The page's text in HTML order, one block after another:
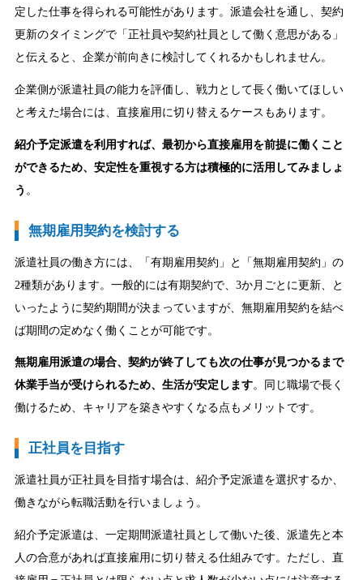
定した仕事を得られる可能性があります。派遣会社を通し、契約
更新のタイミングで「正社員や契約社員として働く意思がある」
と伝えると、企業が前向きに検討してくれるかもしれません。
企業側が派遣社員の能力を評価し、戦力として長く働いてほしい
と考えた場合には、直接雇用に切り替えるケースもあります。
紹介予定派遣を利用すれば、最初から直接雇用を前提に働くこと
ができるため、安定性を重視する方は積極的に活用してみましょ
う 。
無期雇用契約を検討する
派遣社員の働き方には、「有期雇用契約」と「無期雇用契約」の
2種類があります。一般的には有期契約で、3か月ごとに更新、と
いったように契約期間が決まっていますが、無期雇用契約を結べ
ば期間の定めなく働くことが可能です。
無期雇用派遣の場合、契約が終了しても次の仕事が見つかるまで
休業手当が受けられるため、生活が安定します。同じ職場で長く
働けるため、キャリアを築きやすくなる点もメリットです。
正社員を目指す
派遣社員が正社員を目指す場合は、紹介予定派遣を選択するか、
働きながら転職活動を行いましょう。
紹介予定派遣は、一定期間派遣社員として働いた後、派遣先と本
人の合意があれば直接雇用に切り替える仕組みです。ただし、直